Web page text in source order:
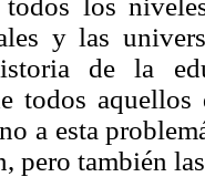
todos los
y las
de la
todos
a esta
pero también